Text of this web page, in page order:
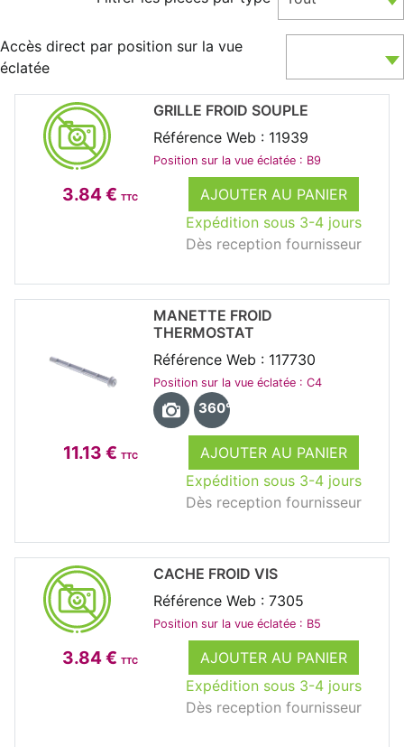
Accès direct par position sur la vue
éclatée
3.84 € TTC
AJOUTER AU PANIER
Expédition sous 3-4 jours
Dès reception fournisseur
GRILLE FROID SOUPLE
Référence Web : 11939
Position sur la vue éclatée : B9
11.13 € TTC
AJOUTER AU PANIER
Expédition sous 3-4 jours
Dès reception fournisseur
MANETTE FROID
THERMOSTAT
Référence Web : 117730
Position sur la vue éclatée : C4
360°
3.84 € TTC
AJOUTER AU PANIER
Expédition sous 3-4 jours
Dès reception fournisseur
CACHE FROID VIS
Référence Web : 7305
Position sur la vue éclatée : B5